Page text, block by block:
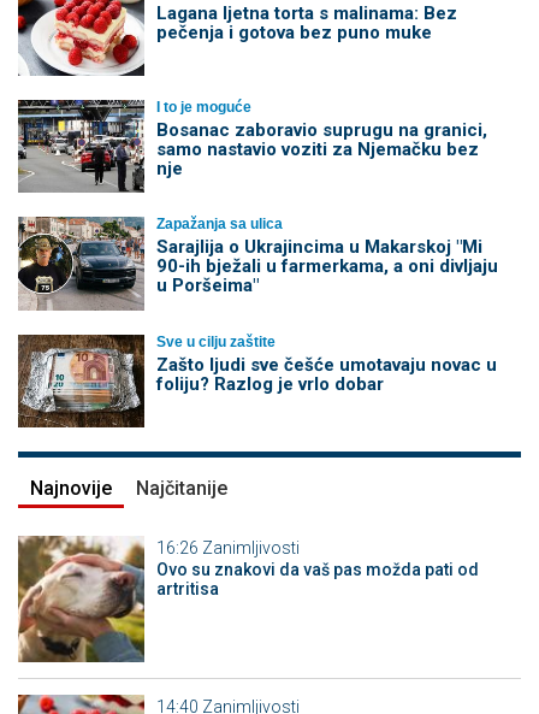
Lagana ljetna torta s malinama: Bez
pečenja i gotova bez puno muke
I to je moguće
Bosanac zaboravio suprugu na granici,
samo nastavio voziti za Njemačku bez
nje
Zapažanja sa ulica
Sarajlija o Ukrajincima u Makarskoj "Mi
90-ih bježali u farmerkama, a oni divljaju
u Poršeima"
Sve u cilju zaštite
Zašto ljudi sve češće umotavaju novac u
foliju? Razlog je vrlo dobar
Najnovije Najčitanije
16:26 Zanimljivosti
Ovo su znakovi da vaš pas možda pati od
artritisa
14:40 Zanimljivosti